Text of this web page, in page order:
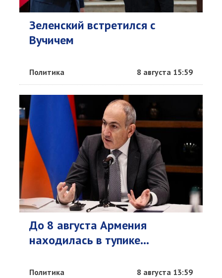
Зеленский встретился с
Вучичем
Политика 8 августа 15:59
До 8 августа Армения
находилась в тупике...
Политика 8 августа 13:59